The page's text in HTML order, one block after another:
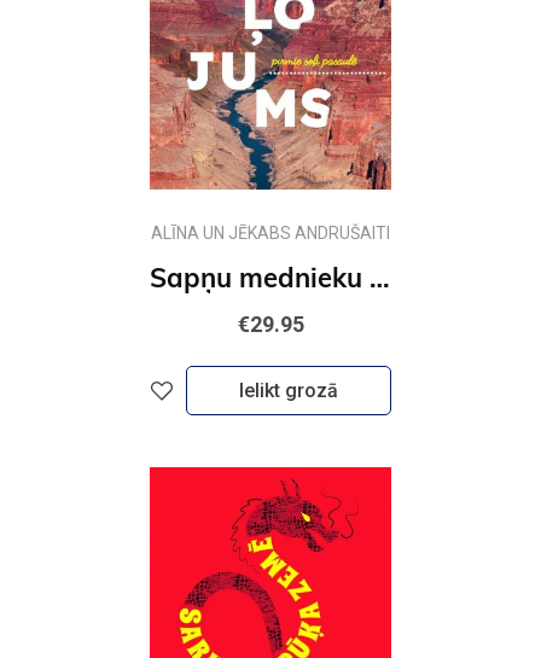
ALĪNA UN JĒKABS ANDRUŠAITI
Sapņu mednieku ceļojums. Pirmie soļi pasaulē
€29.95
Ielikt grozā